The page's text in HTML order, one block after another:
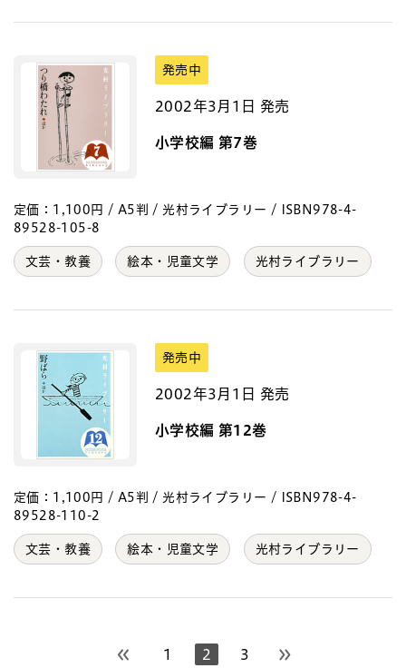
発売中
2002年3月1日 発売
小学校編 第7巻
定価：1,100円 / A5判 / 光村ライブラリー / ISBN978-4-
89528-105-8
文芸・教養 絵本・児童文学 光村ライブラリー
発売中
2002年3月1日 発売
小学校編 第12巻
定価：1,100円 / A5判 / 光村ライブラリー / ISBN978-4-
89528-110-2
文芸・教養 絵本・児童文学 光村ライブラリー
前のページへ
1 2 3 次のページへ